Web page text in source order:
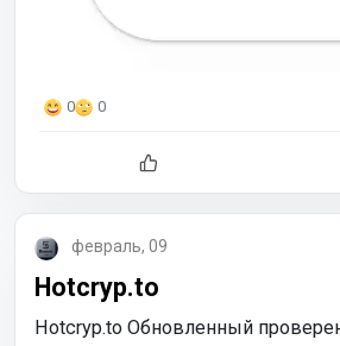
0 0
февраль, 09
Hotcryp.to
Hotcryp.to Обновленный